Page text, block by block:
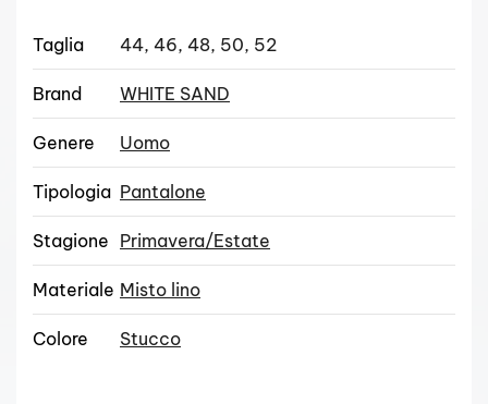
Taglia 44, 46, 48, 50, 52
Brand WHITE SAND
Genere Uomo
Tipologia Pantalone
Stagione Primavera/Estate
Materiale Misto lino
Colore Stucco